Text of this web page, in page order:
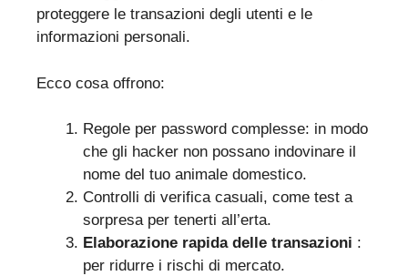
proteggere le transazioni degli utenti e le
informazioni personali.
Ecco cosa offrono:
Regole per password complesse: in modo
che gli hacker non possano indovinare il
nome del tuo animale domestico.
Controlli di verifica casuali, come test a
sorpresa per tenerti all’erta.
Elaborazione rapida delle transazioni :
per ridurre i rischi di mercato.